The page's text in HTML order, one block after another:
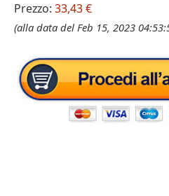
Prezzo: 33,43 €
(alla data del Feb 15, 2023